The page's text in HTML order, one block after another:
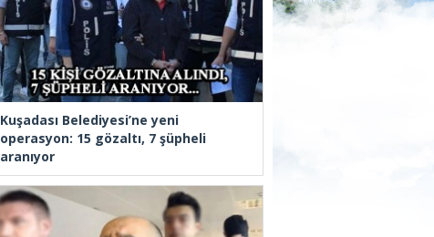
Kuşadası Belediyesi’ne yeni
operasyon: 15 gözaltı, 7 şüpheli
aranıyor